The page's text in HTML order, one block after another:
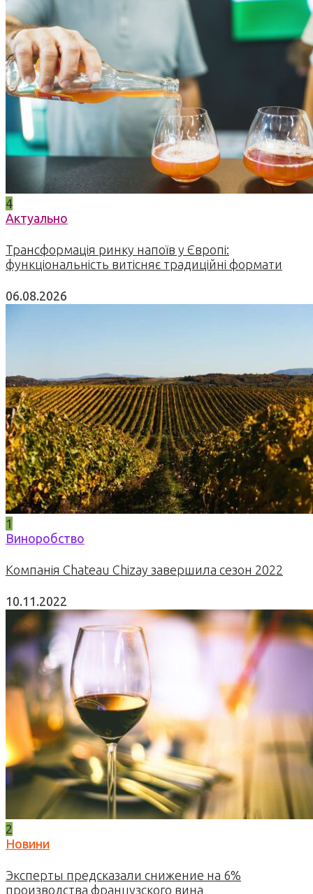
4
Актуально
Трансформація ринку напоїв у Європі:
функціональність витісняє традиційні формати
06.08.2026
1
Виноробство
Компанія Chateau Chizay завершила сезон 2022
10.11.2022
2
Новини
Эксперты предсказали снижение на 6%
производства французского вина